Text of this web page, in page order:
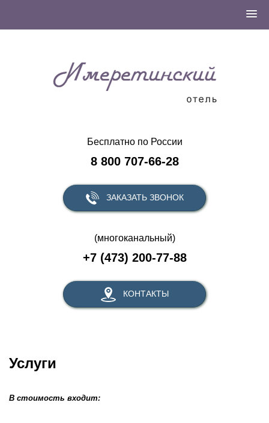
Бесплатно по России
8 800 707-66-28
ЗАКАЗАТЬ ЗВОНОК
(многоканальный)
+7 (473) 200-77-88
КОНТАКТЫ
Услуги
В стоимость входит: